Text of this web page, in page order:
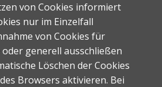
von Cookies informiert
nur im Einzelfall
von Cookies für
generell ausschließen
Löschen der Cookies
Browsers aktivieren. Bei